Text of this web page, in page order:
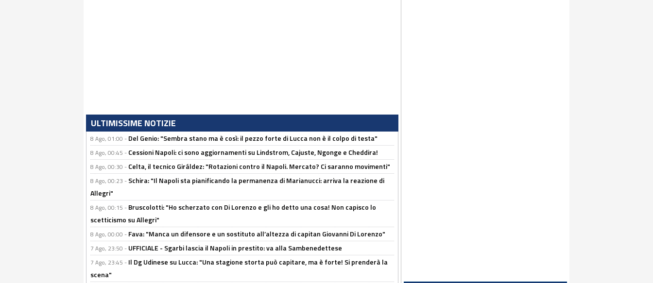
ULTIMISSIME NOTIZIE
8 Ago, 01:00 - Del Genio: "Sembra stano ma è così: il pezzo forte di Lucca non è il colpo di testa"
8 Ago, 00:45 - Cessioni Napoli: ci sono aggiornamenti su Lindstrom, Cajuste, Ngonge e Cheddira!
8 Ago, 00:30 - Celta, il tecnico Giráldez: "Rotazioni contro il Napoli. Mercato? Ci saranno movimenti"
8 Ago, 00:23 - Schira: "Il Napoli sta pianificando la permanenza di Marianucci: arriva la reazione di
Allegri"
8 Ago, 00:15 - Bruscolotti: "Ho scherzato con Di Lorenzo e gli ho detto una cosa! Non capisco lo
scetticismo su Allegri"
8 Ago, 00:00 - Fava: "Manca un difensore e un sostituto all’altezza di capitan Giovanni Di Lorenzo"
7 Ago, 23:50 - UFFICIALE - Sgarbi lascia il Napoli in prestito: va alla Sambenedettese
7 Ago, 23:45 - Il Dg Udinese su Lucca: "Una stagione storta può capitare, ma è forte! Si prenderà la
scena"